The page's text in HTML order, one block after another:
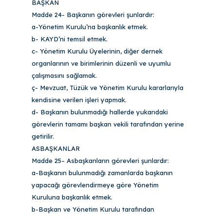
BAŞKAN
Madde 24- Başkanın görevleri şunlardır:
a-Yönetim Kurulu’na başkanlık etmek.
b- KAYD’ni temsil etmek.
c- Yönetim Kurulu Üyelerinin, diğer dernek
organlarının ve birimlerinin düzenli ve uyumlu
çalışmasını sağlamak.
ç- Mevzuat, Tüzük ve Yönetim Kurulu kararlarıyla
kendisine verilen işleri yapmak.
d- Başkanın bulunmadığı hallerde yukarıdaki
görevlerin tamamı başkan vekili tarafından yerine
getirilir.
ASBAŞKANLAR
Madde 25– Asbaşkanların görevleri şunlardır:
a-Başkanın bulunmadığı zamanlarda başkanın
yapacağı görevlendirmeye göre Yönetim
Kuruluna başkanlık etmek.
b-Başkan ve Yönetim Kurulu tarafından